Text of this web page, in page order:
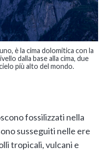
è la cima dolomitica con la
dalla base alla cima, due
più alto del mondo.
fossilizzati nella
susseguiti nelle ere
tropicali, vulcani e